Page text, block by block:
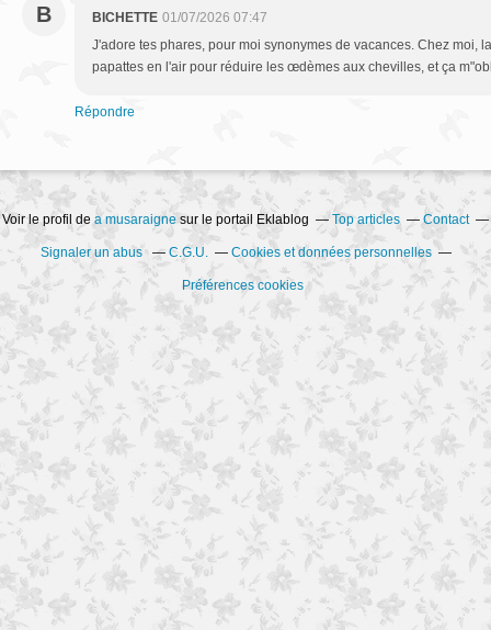
B BICHETTE 01/07/2026 07:47
J'adore tes phares, pour moi synonymes de vacances. Chez moi,
papattes en l'air pour réduire les œdèmes aux chevilles, et ça
Répondre
Voir le profil de a musaraigne sur le portail Eklablog Top articles Contact
Signaler un abus C.G.U. Cookies et données personnelles
Préférences cookies